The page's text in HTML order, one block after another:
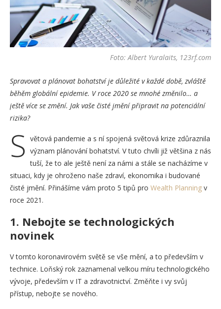
Foto: Albert Yuralaits, 123rf.com
Spravovat a plánovat bohatství je důležité v každé době, zvláště
běhěm globální epidemie. V roce 2020 se mnohé změnilo… a
ještě více se změní. Jak vaše čisté jmění připravit na potenciální
rizika?
S větová pandemie a s ní spojená světová krize zdůraznila
význam plánování bohatství. V tuto chvíli již většina z nás
tuší, že to ale ještě není za námi a stále se nacházíme v
situaci, kdy je ohroženo naše zdraví, ekonomika i budované
čisté jmění. Přinášíme vám proto 5 tipů pro Wealth Planning v
roce 2021.
1. Nebojte se technologických
novinek
V tomto koronavirovém světě se vše mění, a to především v
technice. Loňský rok zaznamenal velkou míru technologického
vývoje, především v IT a zdravotnictví. Změňte i vy svůj
přístup, nebojte se nového.